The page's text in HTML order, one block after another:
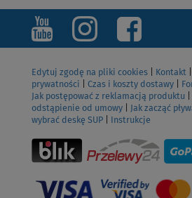
Edytuj zgodę na pliki cookies Kontakt
prywatności
Czas i koszty dostawy
Jak postępować z reklamacją produktu
odstąpienie od umowy
Jak zacząć
wybrać deskę SUP
Instrukcje